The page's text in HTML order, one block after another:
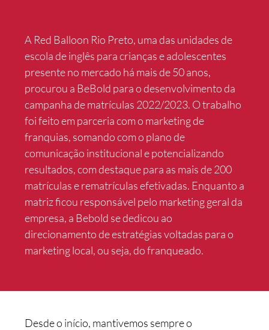
A Red Balloon Rio Preto, uma das unidades de
escola de inglês para crianças e adolescentes
presente no mercado há mais de 50 anos,
procurou a BeBold para o desenvolvimento da
campanha de matrículas 2022/2023. O trabalho
foi feito em parceria com o marketing de
franquias, somando com o plano de
comunicação institucional e potencializando
resultados, com destaque para as mais de 200
matrículas e rematrículas efetivadas. Enquanto a
matriz ficou responsável pelo marketing geral da
empresa, a Bebold se dedicou ao
direcionamento de estratégias voltadas para o
marketing local, ou seja, do franqueado.
Desde o início, mantivemos sempre o